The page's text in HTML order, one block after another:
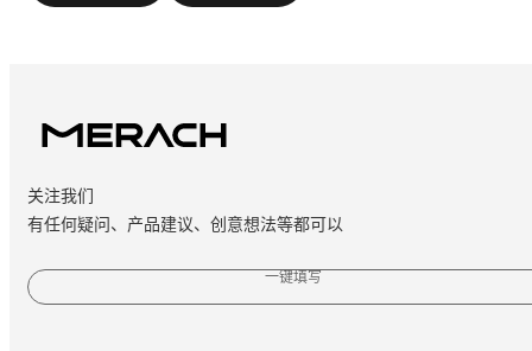
关注我们
有任何疑问、产品建议、创意想法等都可以
一键填写